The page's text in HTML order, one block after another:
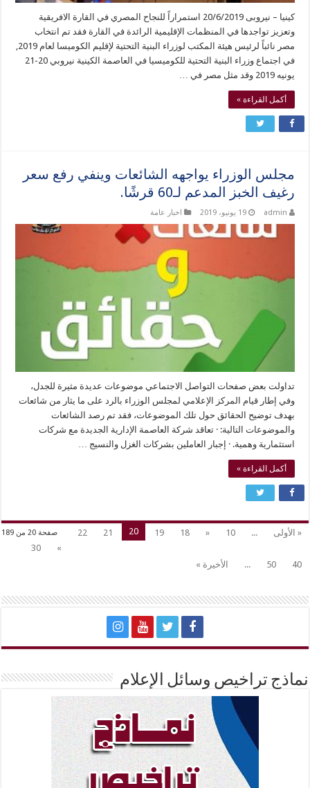
كينيا – نيروبى 20/6/2019 استمراراً للنجاح المصري في القارة الافريقية
وتعزيز تواجدها في المنظمات الإقليمية الرائدة في القارة فقد تم انتخاب
في اجتماع وزراء البنية التحتية للكوميسيا في العاصمة الكينية نيروبي 20-21
يونيه 2019 وقد مثل مصر في …
أكمل القراءة »
مجلس الوزراء يواجهه الشائعات وينفي رفع سعر
رغيف الخبز المدعم لـ60 قرشًا.
admin 19 يونيو، 2019 اخبار عامة
تداولت بعض صفحات التواصل الاجتماعي موضوعات عديدة مثيرة للجدل،
وفي إطار قيام المركز الإعلامي لمجلس الوزراء بالرد على ما يثار من شائعات
بهدف توضيح الحقائق حول تلك الموضوعات، فقد تم رصد الشائعات
والموضوعات التالية: · تعاقد شركة العاصمة الإدارية الجديدة مع شركات
استثمارية وهمية. · إجبار العاملين بشركات الغزل والنسيج …
أكمل القراءة »
صفحة 20 من 189 « الأولى ...
10
«
18
19
20
21
22
»
30
40
50
... الأخيرة »
نماذج تراخيص وسائل الإعلام